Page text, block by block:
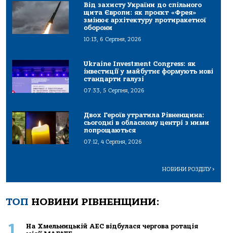
Від захисту України до спільного
щита Європи: як проєкт «Фрея»
змінює архітектуру протиракетної
оборони
10:13, 6 Серпня, 2026
Ukraine Investment Congress: як
інвестиції у майбутнє формують нові
стандарти галузі
07:33, 5 Серпня, 2026
Двох Героїв утратила Рівненщина:
сьогодні в обласному центрі з ними
попрощаються
07:12, 4 Серпня, 2026
НОВИНИ РОЗДІЛУ>
ТОП НОВИНИ РІВНЕНЩИНИ:
На Хмельницькій АЕС відбулася чергова ротація